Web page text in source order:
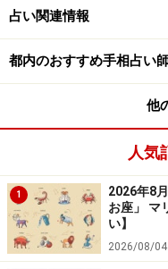
占い関連情報
都内のおすすめ手相占い
他
人気
1
2026年8
お座」 マ
い】
2026/08/04